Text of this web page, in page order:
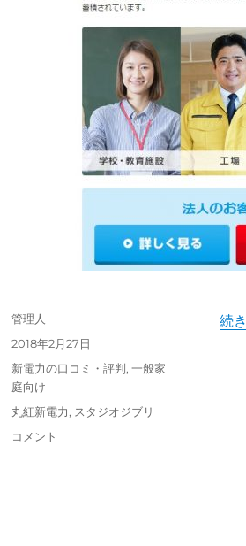
“丸
続
投
管理人
投
稿
日:
2018年2月27日
カ
テ
ゴ
ー
新電力の口コミ・評判, 一般家
庭向け
タ
丸紅新電力, スタジオジブリ
丸
コメント